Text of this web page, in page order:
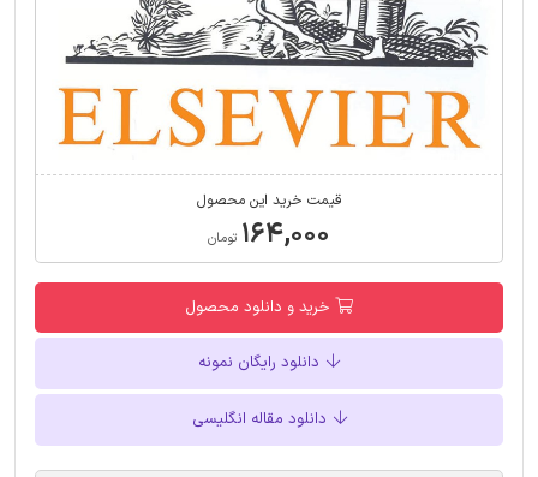
قیمت خرید این محصول
۱۶۴,۰۰۰ تومان
خرید و دانلود محصول
دانلود رایگان نمونه
دانلود مقاله انگلیسی